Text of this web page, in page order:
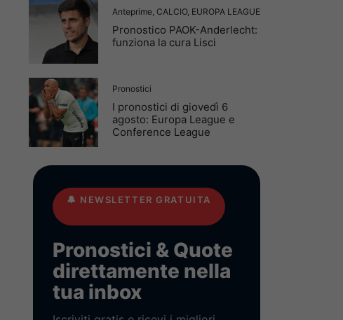
Anteprime, CALCIO, EUROPA LEAGUE
Pronostico PAOK-Anderlecht:
funziona la cura Lisci
Pronostici
I pronostici di giovedì 6
agosto: Europa League e
Conference League
🔔 NEWSLETTER GRATUITA
Pronostici & Quote
direttamente nella
tua inbox